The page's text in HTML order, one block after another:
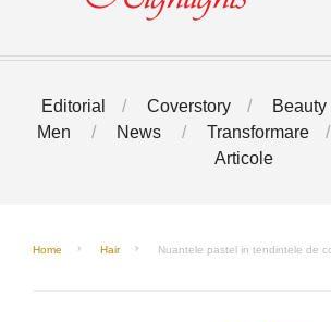
Editorial Coverstory Beauty
Men
News Transformare
Articole
Home Hair Nuantele pastel in tendintele de